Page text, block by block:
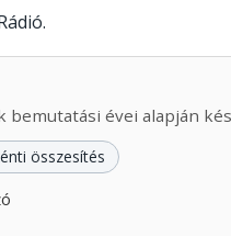
évei alapján
összesítés